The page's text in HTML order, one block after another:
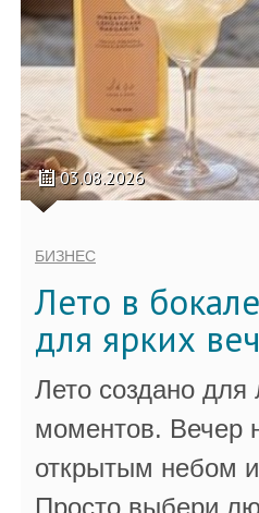
03.08.2026
БИЗНЕС
Лето в
для ярких
Лето создано для
моментов. Вечер
открытым небом
Просто выбери